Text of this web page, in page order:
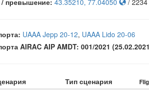
превышение: 43.35210, 77.04050 /
UAAA Jepp 20-12, UAAA Lido 20-06
AIRAC AIP AMDT: 001/2021
Тип сценария